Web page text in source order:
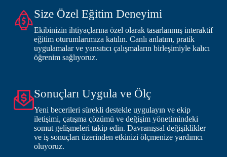
Size Özel Eğitim Deneyimi
Ekibinizin ihtiyaçlarına özel olarak tasarlanmış interaktif
eğitim oturumlarımıza katılın. Canlı anlatım, pratik
uygulamalar ve yansıtıcı çalışmaların birleşimiyle kalıcı
öğrenim sağlıyoruz.
Sonuçları Uygula ve Ölç
Yeni becerileri sürekli destekle uygulayın ve ekip
iletişimi, çatışma çözümü ve değişim yönetimindeki
somut gelişmeleri takip edin. Davranışsal değişiklikler
ve iş sonuçları üzerinden etkinizi ölçmenize yardımcı
oluyoruz.